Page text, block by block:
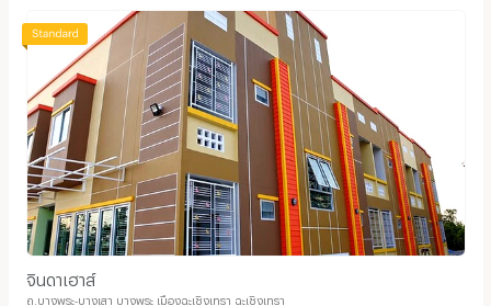
จินดาเฮาส์
ถ.บางพระ-บางเสา บางพระ เมืองฉะเชิงเทรา ฉะเชิงเทรา